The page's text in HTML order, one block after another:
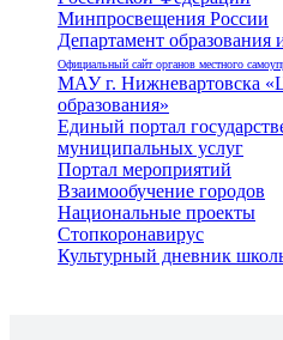
Минпросвещения России
Департамент
Официальный сайт органов местного
МАУ г. Нижневартовска
образования»
Единый портал
муниципальных услуг
Портал мероприятий
Взаимообучение городов
Национальные проекты
Стопкоронавирус
Культурный дневник